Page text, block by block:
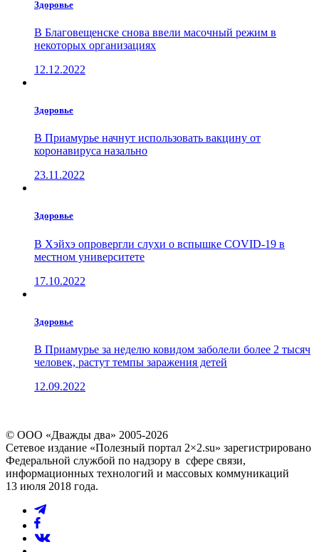
Здоровье
В Благовещенске снова ввели масочный режим в
некоторых организациях
12.12.2022
Здоровье
В Приамурье начнут использовать вакцину от
коронавируса назально
23.11.2022
Здоровье
В Хэйхэ опровергли слухи о вспышке COVID-19 в
местном университете
17.10.2022
Здоровье
В Приамурье за неделю ковидом заболели более 2 тысяч
человек, растут темпы заражения детей
12.09.2022
© ООО «Дважды два» 2005-2026
Сетевое издание «Полезный портал 2×2.su» зарегистрировано
Федеральной службой по надзору в сфере связи,
информационных технологий и массовых коммуникаций
13 июля 2018 года.